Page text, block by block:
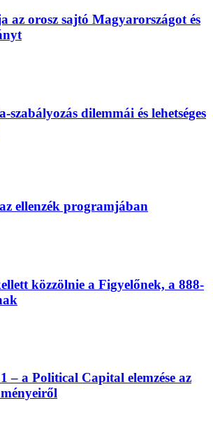
az orosz sajtó Magyarországot és
szabályozás dilemmái és lehetséges
ellenzék programjában
közzölnie a Figyelőnek, a 888-
– a Political Capital elemzése az